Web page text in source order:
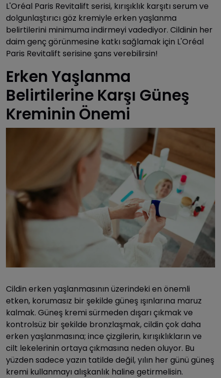
L'Oréal Paris Revitalift serisi, kırışıklık karşıtı serum ve
dolgunlaştırıcı göz kremiyle erken yaşlanma
belirtilerini minimuma indirmeyi vadediyor. Cildinin her
daim genç görünmesine katkı sağlamak için L'Oréal
Paris Revitalift serisine şans verebilirsin!
Erken Yaşlanma
Belirtilerine Karşı Güneş
Kreminin Önemi
Cildin erken yaşlanmasının üzerindeki en önemli
etken, korumasız bir şekilde güneş ışınlarına maruz
kalmak. Güneş kremi sürmeden dışarı çıkmak ve
kontrolsüz bir şekilde bronzlaşmak, cildin çok daha
erken yaşlanmasına; ince çizgilerin, kırışıklıkların ve
cilt lekelerinin ortaya çıkmasına neden oluyor. Bu
yüzden sadece yazın tatilde değil, yılın her günü güneş
kremi kullanmayı alışkanlık haline getirmelisin.